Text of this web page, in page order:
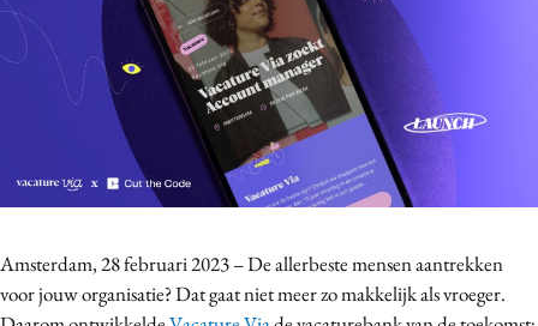
Partners
Topics
Artificial Intelligence
Campagnes
Carriere
Contentmarketing
Craft
Amsterdam, 28 februari 2023 – De allerbeste mensen aantrekken
voor jouw organisatie? Dat gaat niet meer zo makkelijk als vroeger.